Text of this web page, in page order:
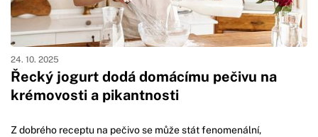
Řecký jogurt dodá domácímu pečivu na
krémovosti a pikantnosti
24. 10. 2025
Z dobrého receptu na pečivo se může stát fenomenální,